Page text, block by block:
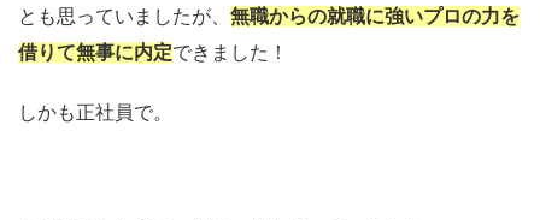
とも思っていましたが、 無職からの就職に強いプロの力を
借りて無事に内定できました！
しかも正社員で。